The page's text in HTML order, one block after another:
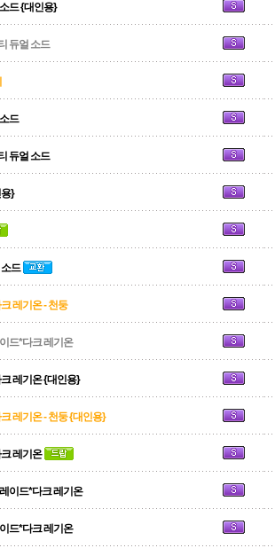
드 {대인용}
듀얼 소드
드
듀얼 소드
}
드
레기온 - 천둥
드*다크 레기온
레기온 {대인용}
레기온 - 천둥 {대인용}
레기온
이드*다크 레기온
드*다크 레기온